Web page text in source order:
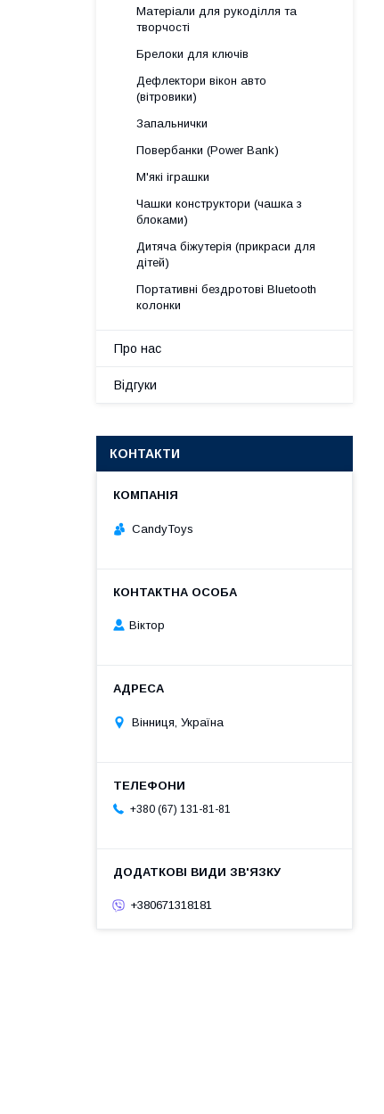
Матеріали для рукоділля та
творчості
Брелоки для ключів
Дефлектори вікон авто
(вітровики)
Запальнички
Повербанки (Power Bank)
М'які іграшки
Чашки конструктори (чашка з
блоками)
Дитяча біжутерія (прикраси для
дітей)
Портативні бездротові Bluetooth
колонки
Про нас
Відгуки
КОНТАКТИ
CandyToys
Віктор
Вінниця, Україна
+380 (67) 131-81-81
+380671318181